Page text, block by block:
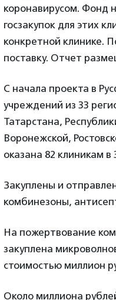
коронавирусом. Фонд
госзакупок для этих
конкретной клинике.
поставку. Отчет
С начала проекта в
учреждений из 33
Татарстана,
Воронежской,
оказана 82 клиникам в
Закуплены и
комбинезоны,
На пожертвование
закуплена
стоимостью миллион
Около миллиона